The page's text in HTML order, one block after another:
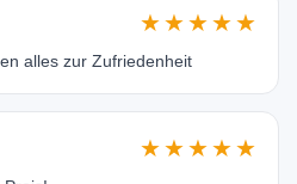
★★★★★
alles zur Zufriedenheit
★★★★★